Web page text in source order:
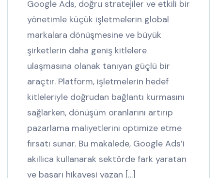
Google Ads, doğru stratejiler ve etkili bir
yönetimle küçük işletmelerin global
markalara dönüşmesine ve büyük
şirketlerin daha geniş kitlelere
ulaşmasına olanak tanıyan güçlü bir
araçtır. Platform, işletmelerin hedef
kitleleriyle doğrudan bağlantı kurmasını
sağlarken, dönüşüm oranlarını artırıp
pazarlama maliyetlerini optimize etme
fırsatı sunar. Bu makalede, Google Ads’i
akıllıca kullanarak sektörde fark yaratan
ve başarı hikayesi yazan […]